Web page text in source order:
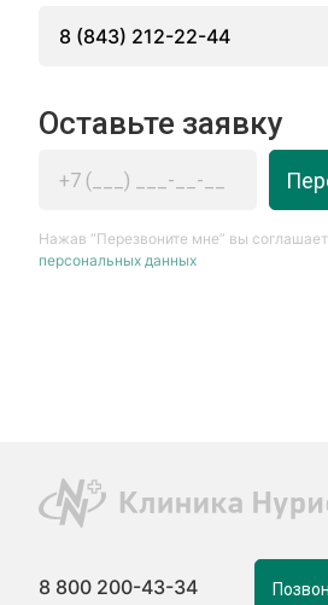
8 (843) 212-22-44
Оставьте заявку
Нажав “Перезвоните мне” вы
персональных данных
8 800 200-43-34